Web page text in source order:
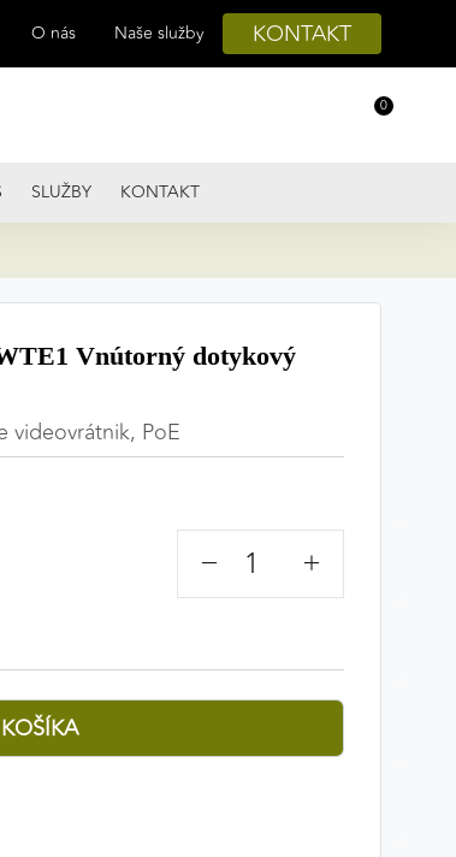
O nás Naše služby KONTAKT
0
SLUŽBY KONTAKT
Vnútorný dotykový
videovrátnik, PoE
− +